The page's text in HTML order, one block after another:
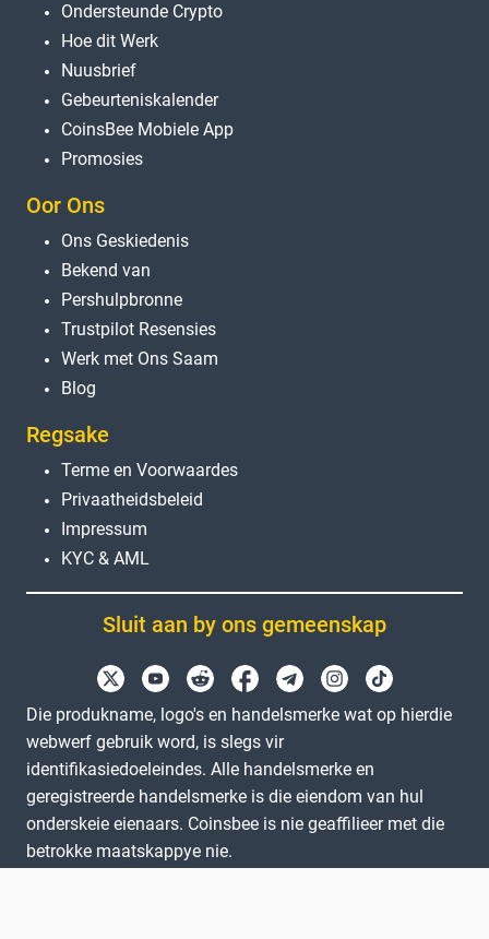
Ondersteunde Crypto
Hoe dit Werk
Nuusbrief
Gebeurteniskalender
CoinsBee Mobiele App
Promosies
Oor Ons
Ons Geskiedenis
Bekend van
Pershulpbronne
Trustpilot Resensies
Werk met Ons Saam
Blog
Regsake
Terme en Voorwaardes
Privaatheidsbeleid
Impressum
KYC & AML
Sluit aan by ons gemeenskap
Die produkname, logo's en handelsmerke wat op hierdie
webwerf gebruik word, is slegs vir
identifikasiedoeleindes. Alle handelsmerke en
geregistreerde handelsmerke is die eiendom van hul
onderskeie eienaars. Coinsbee is nie geaffilieer met die
betrokke maatskappye nie.